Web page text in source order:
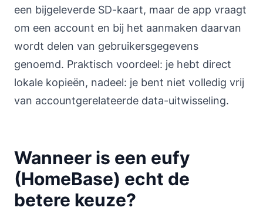
een bijgeleverde SD-kaart, maar de app vraagt
om een account en bij het aanmaken daarvan
wordt delen van gebruikersgegevens
genoemd. Praktisch voordeel: je hebt direct
lokale kopieën, nadeel: je bent niet volledig vrij
van accountgerelateerde data-uitwisseling.
Wanneer is een eufy
(HomeBase) echt de
betere keuze?